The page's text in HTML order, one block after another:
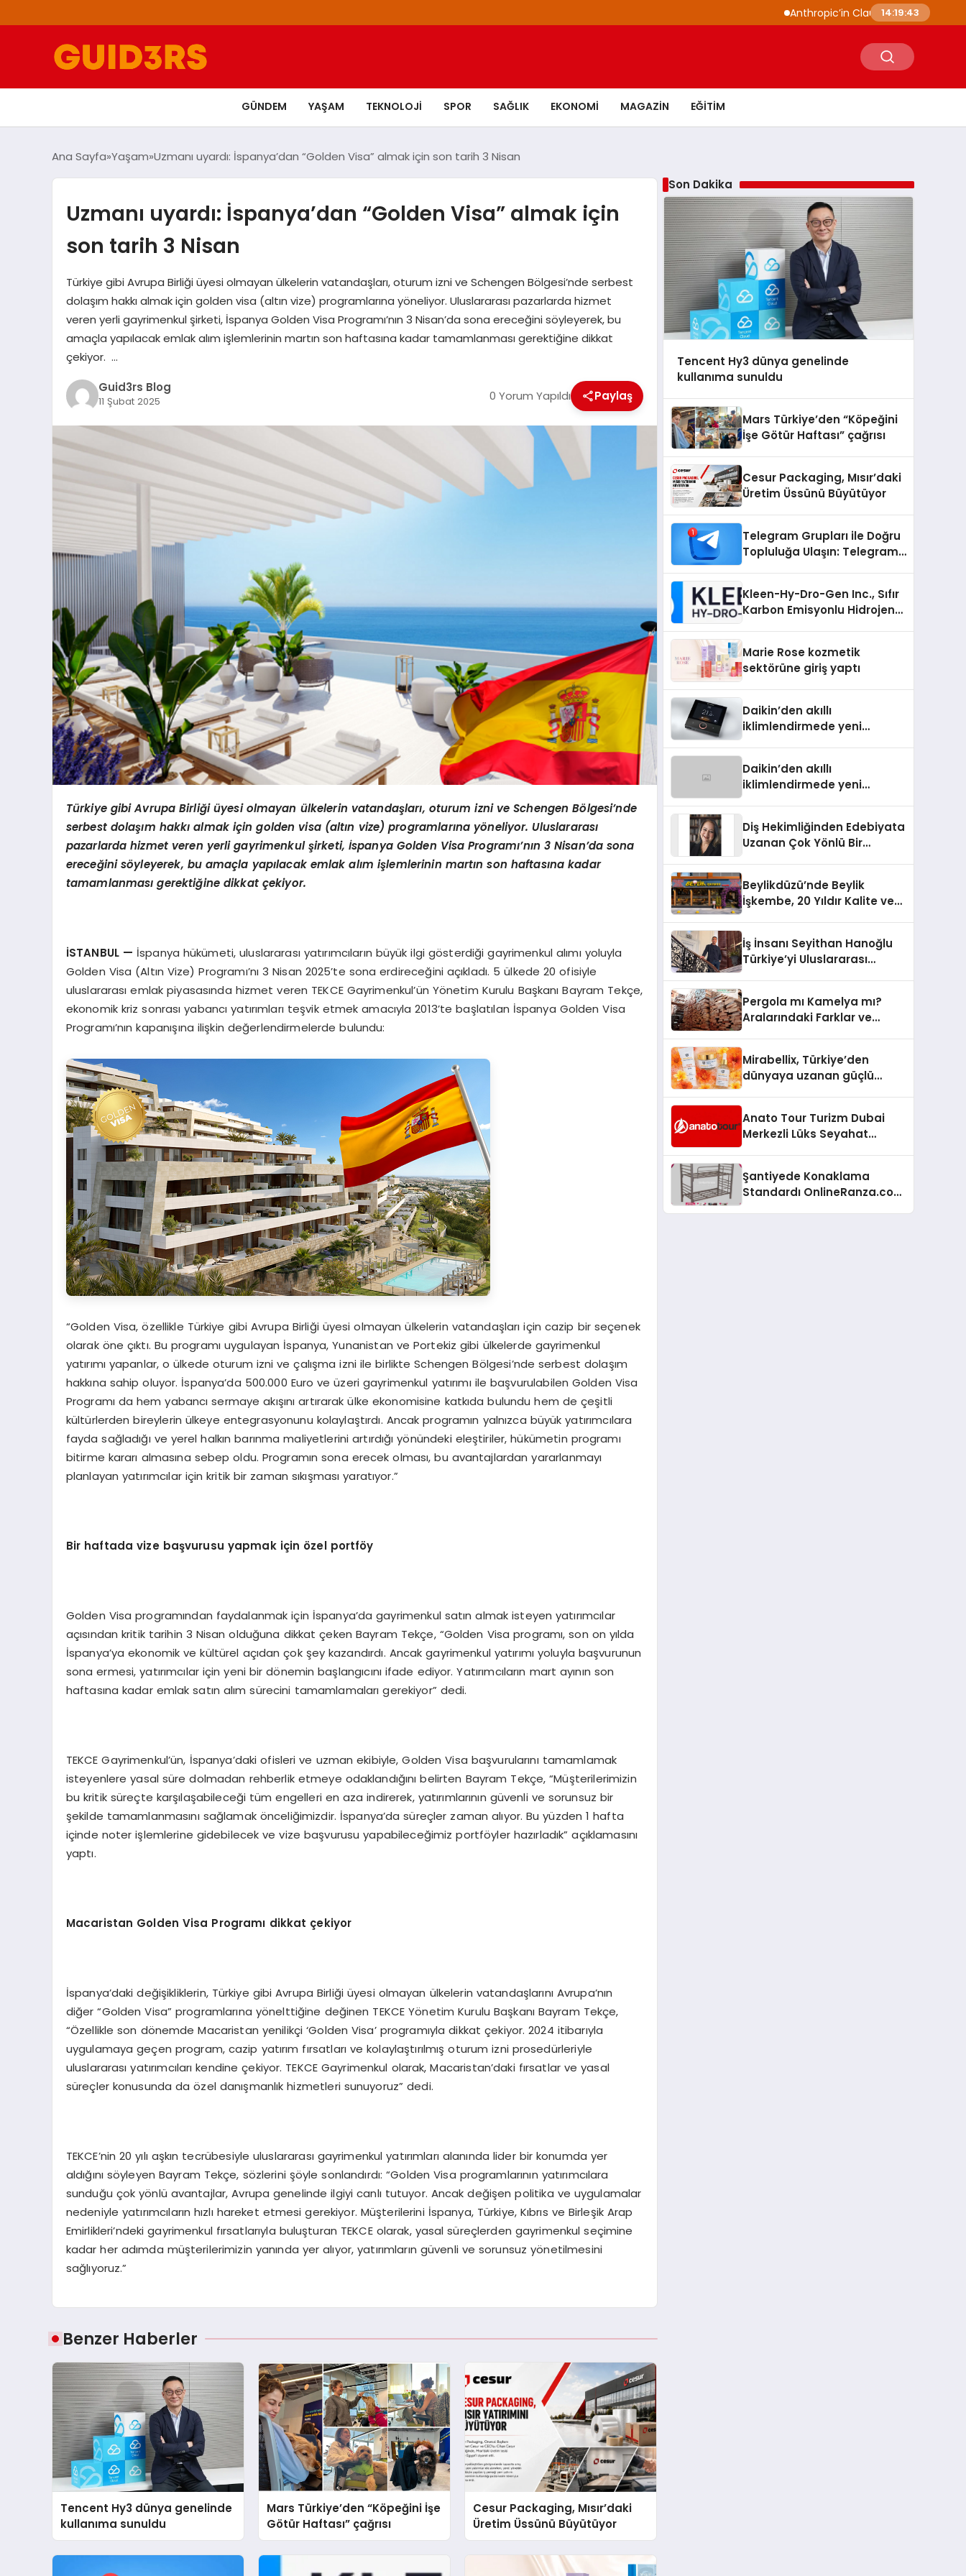
Anthropic’in Claude modelleri siber
14:19:44
GÜNDEM YAŞAM TEKNOLOJI SPOR SAĞLIK EKONOMI MAGAZIN EĞITIM
Ana Sayfa Yaşam Uzmanı uyardı: İspanya’dan “Golden Visa” almak için son tarih 3 Nisan
Uzmanı uyardı: İspanya’dan “Golden Visa” almak için
son tarih 3 Nisan
Türkiye gibi Avrupa Birliği üyesi olmayan ülkelerin vatandaşları, oturum izni ve Schengen Bölgesi’nde serbest
dolaşım hakkı almak için golden visa (altın vize) programlarına yöneliyor. Uluslararası pazarlarda hizmet
veren yerli gayrimenkul şirketi, İspanya Golden Visa Programı’nın 3 Nisan’da sona ereceğini söyleyerek, bu
amaçla yapılacak emlak alım işlemlerinin martın son haftasına kadar tamamlanması gerektiğine dikkat
çekiyor. …
Guid3rs Blog
11 Şubat 2025 0 Yorum Yapıldı Paylaş
Türkiye gibi Avrupa Birliği üyesi olmayan ülkelerin vatandaşları, oturum izni ve Schengen Bölgesi’nde
serbest dolaşım hakkı almak için golden visa (altın vize) programlarına yöneliyor. Uluslararası
pazarlarda hizmet veren yerli gayrimenkul şirketi, İspanya Golden Visa Programı’nın 3 Nisan’da sona
ereceğini söyleyerek, bu amaçla yapılacak emlak alım işlemlerinin martın son haftasına kadar
tamamlanması gerektiğine dikkat çekiyor.
İSTANBUL — İspanya hükümeti, uluslararası yatırımcıların büyük ilgi gösterdiği gayrimenkul alımı yoluyla
Golden Visa (Altın Vize) Programı’nı 3 Nisan 2025’te sona erdireceğini açıkladı. 5 ülkede 20 ofisiyle
uluslararası emlak piyasasında hizmet veren TEKCE Gayrimenkul’ün Yönetim Kurulu Başkanı Bayram Tekçe,
ekonomik kriz sonrası yabancı yatırımları teşvik etmek amacıyla 2013’te başlatılan İspanya Golden Visa
Programı’nın kapanışına ilişkin değerlendirmelerde bulundu:
“Golden Visa, özellikle Türkiye gibi Avrupa Birliği üyesi olmayan ülkelerin vatandaşları için cazip bir seçenek
olarak öne çıktı. Bu programı uygulayan İspanya, Yunanistan ve Portekiz gibi ülkelerde gayrimenkul
yatırımı yapanlar, o ülkede oturum izni ve çalışma izni ile birlikte Schengen Bölgesi’nde serbest dolaşım
hakkına sahip oluyor. İspanya’da 500.000 Euro ve üzeri gayrimenkul yatırımı ile başvurulabilen Golden Visa
Programı da hem yabancı sermaye akışını artırarak ülke ekonomisine katkıda bulundu hem de çeşitli
kültürlerden bireylerin ülkeye entegrasyonunu kolaylaştırdı. Ancak programın yalnızca büyük yatırımcılara
fayda sağladığı ve yerel halkın barınma maliyetlerini artırdığı yönündeki eleştiriler, hükümetin programı
bitirme kararı almasına sebep oldu. Programın sona erecek olması, bu avantajlardan yararlanmayı
planlayan yatırımcılar için kritik bir zaman sıkışması yaratıyor.”
Bir haftada vize başvurusu yapmak için özel portföy
Golden Visa programından faydalanmak için İspanya’da gayrimenkul satın almak isteyen yatırımcılar
açısından kritik tarihin 3 Nisan olduğuna dikkat çeken Bayram Tekçe, “Golden Visa programı, son on yılda
İspanya’ya ekonomik ve kültürel açıdan çok şey kazandırdı. Ancak gayrimenkul yatırımı yoluyla başvurunun
sona ermesi, yatırımcılar için yeni bir dönemin başlangıcını ifade ediyor. Yatırımcıların mart ayının son
haftasına kadar emlak satın alım sürecini tamamlamaları gerekiyor” dedi.
TEKCE Gayrimenkul’ün, İspanya’daki ofisleri ve uzman ekibiyle, Golden Visa başvurularını tamamlamak
isteyenlere yasal süre dolmadan rehberlik etmeye odaklandığını belirten Bayram Tekçe, “Müşterilerimizin
bu kritik süreçte karşılaşabileceği tüm engelleri en aza indirerek, yatırımlarının güvenli ve sorunsuz bir
şekilde tamamlanmasını sağlamak önceliğimizdir. İspanya’da süreçler zaman alıyor. Bu yüzden 1 hafta
içinde noter işlemlerine gidebilecek ve vize başvurusu yapabileceğimiz portföyler hazırladık” açıklamasını
yaptı.
Macaristan Golden Visa Programı dikkat çekiyor
İspanya’daki değişikliklerin, Türkiye gibi Avrupa Birliği üyesi olmayan ülkelerin vatandaşlarını Avrupa’nın
diğer “Golden Visa” programlarına yönelttiğine değinen TEKCE Yönetim Kurulu Başkanı Bayram Tekçe,
“Özellikle son dönemde Macaristan yenilikçi ‘Golden Visa’ programıyla dikkat çekiyor. 2024 itibarıyla
uygulamaya geçen program, cazip yatırım fırsatları ve kolaylaştırılmış oturum izni prosedürleriyle
uluslararası yatırımcıları kendine çekiyor. TEKCE Gayrimenkul olarak, Macaristan’daki fırsatlar ve yasal
süreçler konusunda da özel danışmanlık hizmetleri sunuyoruz” dedi.
TEKCE’nin 20 yılı aşkın tecrübesiyle uluslararası gayrimenkul yatırımları alanında lider bir konumda yer
aldığını söyleyen Bayram Tekçe, sözlerini şöyle sonlandırdı: “Golden Visa programlarının yatırımcılara
sunduğu çok yönlü avantajlar, Avrupa genelinde ilgiyi canlı tutuyor. Ancak değişen politika ve uygulamalar
nedeniyle yatırımcıların hızlı hareket etmesi gerekiyor. Müşterilerini İspanya, Türkiye, Kıbrıs ve Birleşik Arap
Emirlikleri’ndeki gayrimenkul fırsatlarıyla buluşturan TEKCE olarak, yasal süreçlerden gayrimenkul seçimine
kadar her adımda müşterilerimizin yanında yer alıyor, yatırımların güvenli ve sorunsuz yönetilmesini
sağlıyoruz.”
Benzer Haberler
Tencent Hy3 dünya genelinde
kullanıma sunuldu
Mars Türkiye’den “Köpeğini İşe
Götür Haftası” çağrısı
Cesur Packaging, Mısır’daki
Üretim Üssünü Büyütüyor
Son Dakika
Tencent Hy3 dünya genelinde
kullanıma sunuldu
Mars Türkiye’den “Köpeğini
İşe Götür Haftası” çağrısı
Cesur Packaging, Mısır’daki
Üretim Üssünü Büyütüyor
Telegram Grupları ile Doğru
Topluluğa Ulaşın: Telegram
Kleen-Hy-Dro-Gen Inc., Sıfır
Karbon Emisyonlu Hidrojen
Aldı
Marie Rose kozmetik
sektörüne giriş yaptı
Daikin’den akıllı
iklimlendirmede yeni
Daikin’den akıllı
iklimlendirmede yeni
Diş Hekimliğinden Edebiyata
Uzanan Çok Yönlü Bir
Beylikdüzü’nde Beylik
İşkembe, 20 Yıldır Kalite ve
İş İnsanı Seyithan Hanoğlu
Türkiye’yi Uluslararası
Pergola mı Kamelya mı?
Aralarındaki Farklar ve
Mirabellix, Türkiye’den
dünyaya uzanan güçlü
Anato Tour Turizm Dubai
Merkezli Lüks Seyahat
Şantiyede Konaklama
Standardı OnlineRanza.com